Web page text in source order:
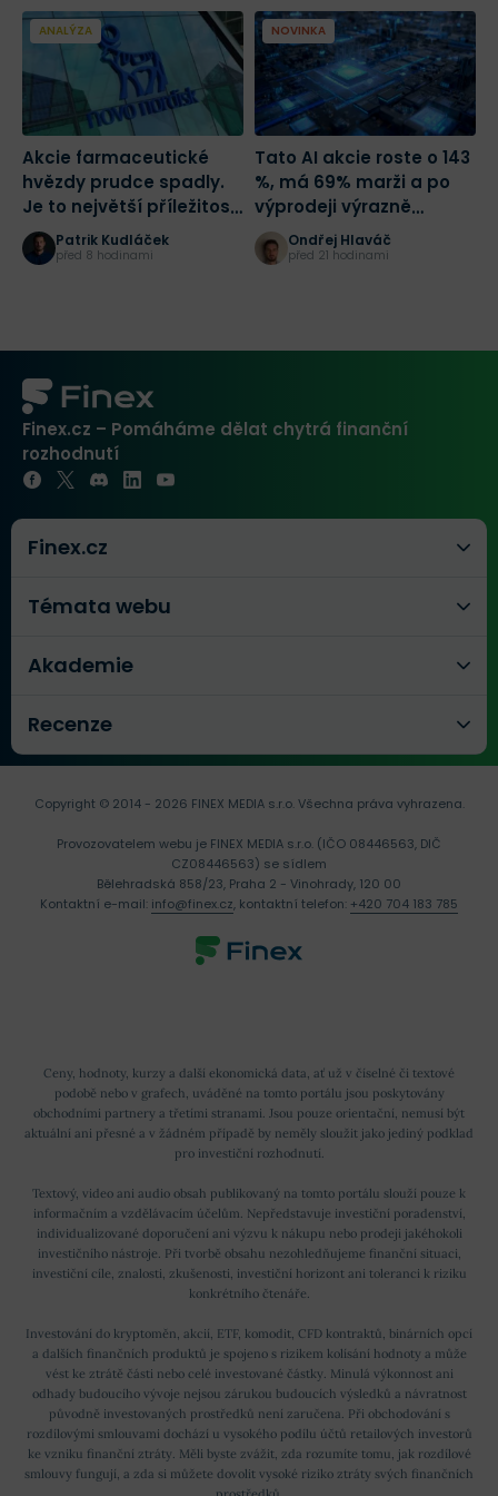
rocks wins the game. And that’s always
been my philosophy.“ – Peter Lynch.
ANALÝZA
Akcie farmaceutické
hvězdy prudce spadly.
Je to největší příležitost
tohoto desetiletí?
Patrik Kudláček
před 8 hodinami
NOVINKA
Tato AI akcie roste o 143
%, má 69% marži a po
výprodeji výrazně
zlevnilaOndřej Hlaváč
před 21 hodinami
Finex.cz – Pomáháme dělat chytrá finanční
rozhodnutí
Finex.cz
Témata webu
Akademie
Recenze
Ceny, hodnoty, kurzy a další ekonomická data, ať už v číselné či textové
podobě nebo v grafech, uváděné na tomto portálu jsou poskytovány
obchodními partnery a třetími stranami. Jsou pouze orientační, nemusí být
aktuální ani přesné a v žádném případě by neměly sloužit jako jediný podklad
pro investiční rozhodnutí.
Textový, video ani audio obsah publikovaný na tomto portálu slouží pouze k
informačním a vzdělávacím účelům. Nepředstavuje investiční poradenství,
individualizované doporučení ani výzvu k nákupu nebo prodeji jakéhokoli
investičního nástroje. Při tvorbě obsahu nezohledňujeme finanční situaci,
investiční cíle, znalosti, zkušenosti, investiční horizont ani toleranci k riziku
konkrétního čtenáře.
Investování do kryptoměn, akcií, ETF, komodit, CFD kontraktů, binárních opcí
a dalších finančních produktů je spojeno s rizikem kolísání hodnoty a může
vést ke ztrátě části nebo celé investované částky. Minulá výkonnost ani
odhady budoucího vývoje nejsou zárukou budoucích výsledků a návratnost
původně investovaných prostředků není zaručena. Při obchodování s
rozdílovými smlouvami dochází u vysokého podílu účtů retailových investorů
ke vzniku finanční ztráty. Měli byste zvážit, zda rozumíte tomu, jak rozdílové
smlouvy fungují, a zda si můžete dovolit vysoké riziko ztráty svých finančních
Copyright © 2014 - 2026 FINEX MEDIA s.r.o.Všechna práva vyhrazena.
Provozovatelem webu je FINEX MEDIA s.r.o. (IČO 08446563, DIČ
CZ08446563) se sídlem
Bělehradská 858/23, Praha 2 - Vinohrady, 120 00
Kontaktní e-mail: info@finex.cz, kontaktní telefon: +420 704 183 785